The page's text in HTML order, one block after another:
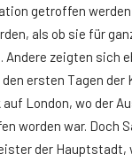
getroffen
als ob sie für
Andere zeigten sich
ersten Tagen der
London, wo der
worden war. Doch
der Hauptstadt,